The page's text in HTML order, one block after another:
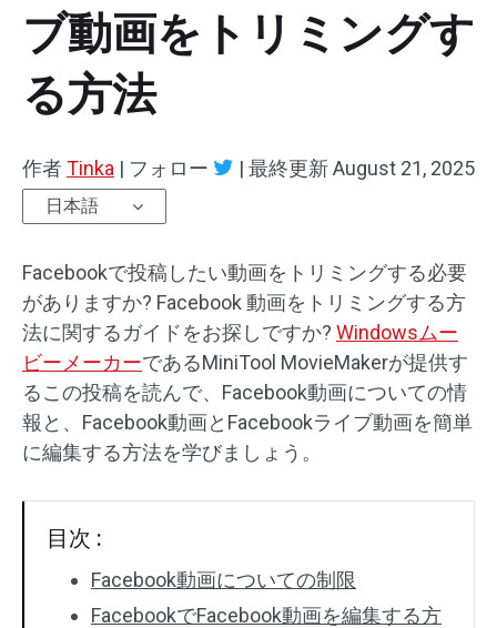
速度変更/リバース
トリミング/スプリット/クロップ
テキスト/エレメント
動画色調整
回転/反転
バッチ処理
透かしなし
オンライン動画ダウンロード ツール
ブ動画をトリミングす
る方法
作者Tinka | フォロー | 最終更新August 21, 2025
日本語
Facebookで投稿したい動画をトリミングする必要
がありますか? Facebook 動画をトリミングする方
法に関するガイドをお探しですか? Windowsムー
ビーメーカーであるMiniTool MovieMakerが提供す
るこの投稿を読んで、Facebook動画についての情
報と、Facebook動画とFacebookライブ動画を簡単
に編集する方法を学びましょう。
目次 :
Facebook動画についての制限
FacebookでFacebook動画を編集する方